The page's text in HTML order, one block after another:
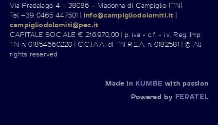
Via Pradalago 4 – 38086 – Madonna di Campiglio (TN)
Tel +39 0465 447501 |info@campigliodolomiti.it |
campigliodolomiti@pec.it
CAPITALE SOCIALE € 216.970,00 | p. iva - c.f. - i.v. Reg. Imp.
TN n. 01854660220 | C.C.I.A.A. di TN R.E.A. n. 0182581 | © All
rights reserved
Made in KUMBE with passion
Powered by FERATEL